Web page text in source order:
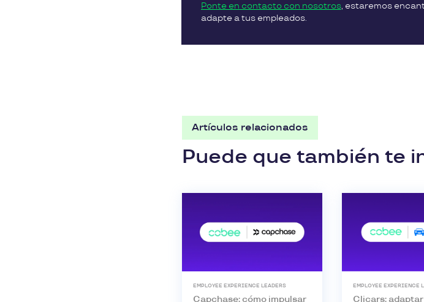
Ponte en contacto con nosotros, estaremos
adapte a tus empleados.
Artículos relacionados
Puede que también te
EMPLOYEE EXPERIENCE LEADERS
Capchase: cómo impulsar
EMPLOYEE EXPERIENCE
Clicars: